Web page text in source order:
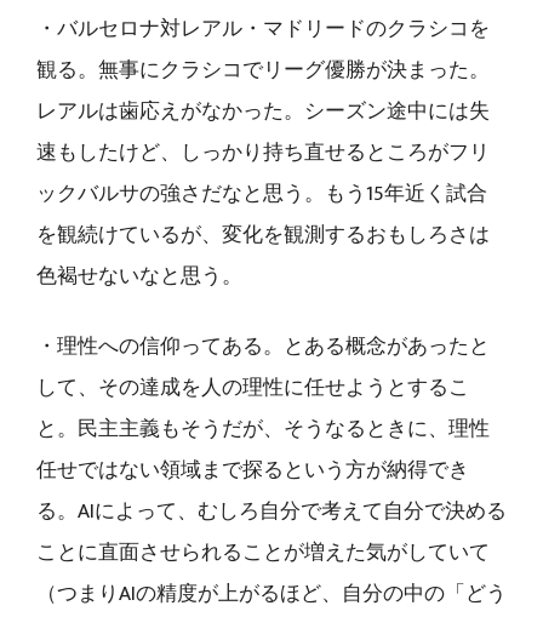
・バルセロナ対レアル・マドリードのクラシコを
観る。無事にクラシコでリーグ優勝が決まった。
レアルは歯応えがなかった。シーズン途中には失
速もしたけど、しっかり持ち直せるところがフリ
ックバルサの強さだなと思う。もう15年近く試合
を観続けているが、変化を観測するおもしろさは
色褐せないなと思う。
・理性への信仰ってある。とある概念があったと
して、その達成を人の理性に任せようとするこ
と。民主主義もそうだが、そうなるときに、理性
任せではない領域まで探るという方が納得でき
る。AIによって、むしろ自分で考えて自分で決める
ことに直面させられることが増えた気がしていて
（つまりAIの精度が上がるほど、自分の中の「どう